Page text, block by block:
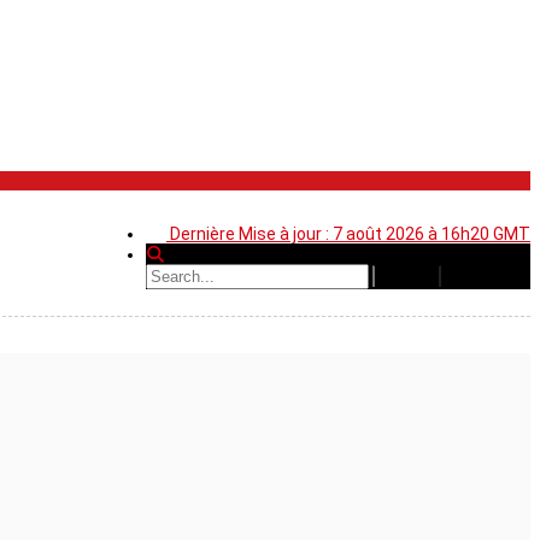
Dernière Mise à jour : 7 août 2026 à 16h20 GMT